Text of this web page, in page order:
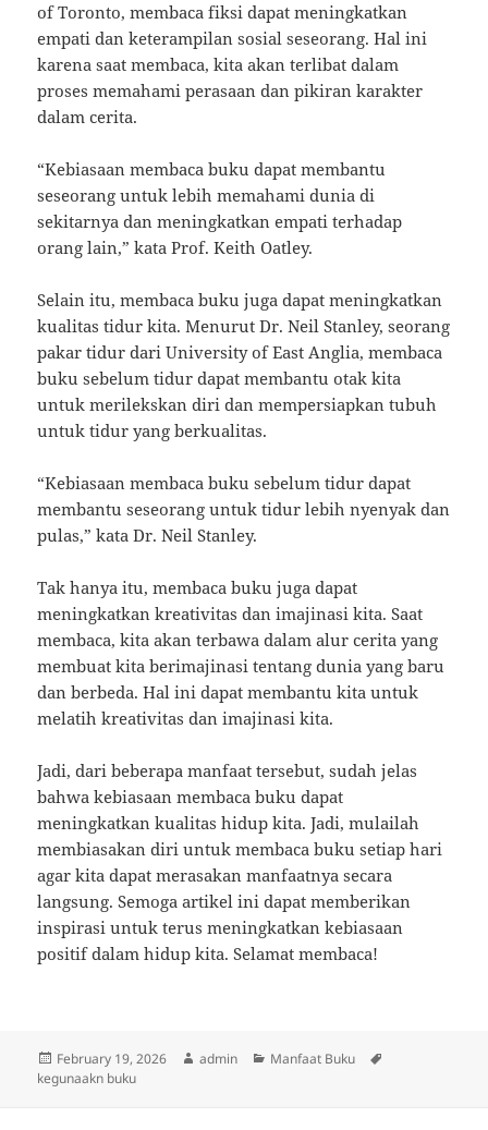
of Toronto, membaca fiksi dapat meningkatkan
empati dan keterampilan sosial seseorang. Hal ini
karena saat membaca, kita akan terlibat dalam
proses memahami perasaan dan pikiran karakter
dalam cerita.
“Kebiasaan membaca buku dapat membantu
seseorang untuk lebih memahami dunia di
sekitarnya dan meningkatkan empati terhadap
orang lain,” kata Prof. Keith Oatley.
Selain itu, membaca buku juga dapat meningkatkan
kualitas tidur kita. Menurut Dr. Neil Stanley, seorang
pakar tidur dari University of East Anglia, membaca
buku sebelum tidur dapat membantu otak kita
untuk merilekskan diri dan mempersiapkan tubuh
untuk tidur yang berkualitas.
“Kebiasaan membaca buku sebelum tidur dapat
membantu seseorang untuk tidur lebih nyenyak dan
pulas,” kata Dr. Neil Stanley.
Tak hanya itu, membaca buku juga dapat
meningkatkan kreativitas dan imajinasi kita. Saat
membaca, kita akan terbawa dalam alur cerita yang
membuat kita berimajinasi tentang dunia yang baru
dan berbeda. Hal ini dapat membantu kita untuk
melatih kreativitas dan imajinasi kita.
Jadi, dari beberapa manfaat tersebut, sudah jelas
bahwa kebiasaan membaca buku dapat
meningkatkan kualitas hidup kita. Jadi, mulailah
membiasakan diri untuk membaca buku setiap hari
agar kita dapat merasakan manfaatnya secara
langsung. Semoga artikel ini dapat memberikan
inspirasi untuk terus meningkatkan kebiasaan
positif dalam hidup kita. Selamat membaca!
Posted
on
February 19, 2026 Author
admin Categories
Manfaat Buku
kegunaakn buku